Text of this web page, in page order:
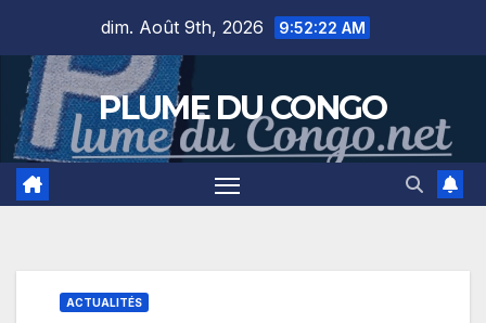
content
dim. Août 9th, 2026 9:52:22 AM
PLUME DU CONGO
ACTUALITÉS